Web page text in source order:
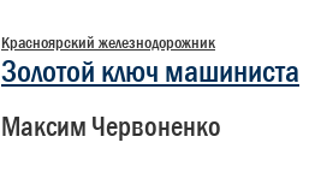
Красноярский железнодорожник
Золотой ключ машиниста
Максим Червоненко